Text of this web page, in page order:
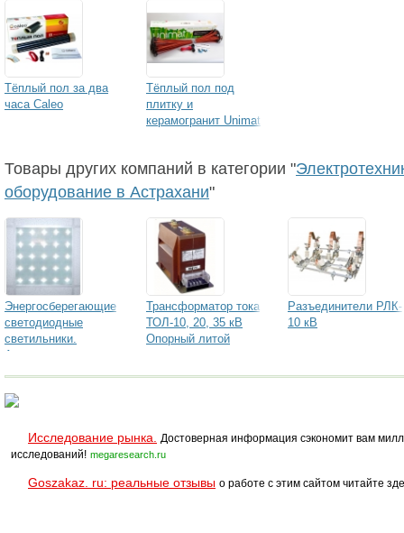
Тёплый пол за два
часа Caleo
Тёплый пол под
плитку и
керамогранит Unimat
Товары других компаний в категории "
оборудование в Астрахани"
Энергосберегающие
светодиодные
светильники.
Астрахань.
Трансформатор тока
ТОЛ-10, 20, 35 кВ
Опорный литой
Разъединители РЛК-
10 кВ
Исследование рынка.
Достоверная информация сэкономит вам
исследований! megaresearch.ru
Goszakaz. ru: реальные отзывы о работе с этим сайтом читайте